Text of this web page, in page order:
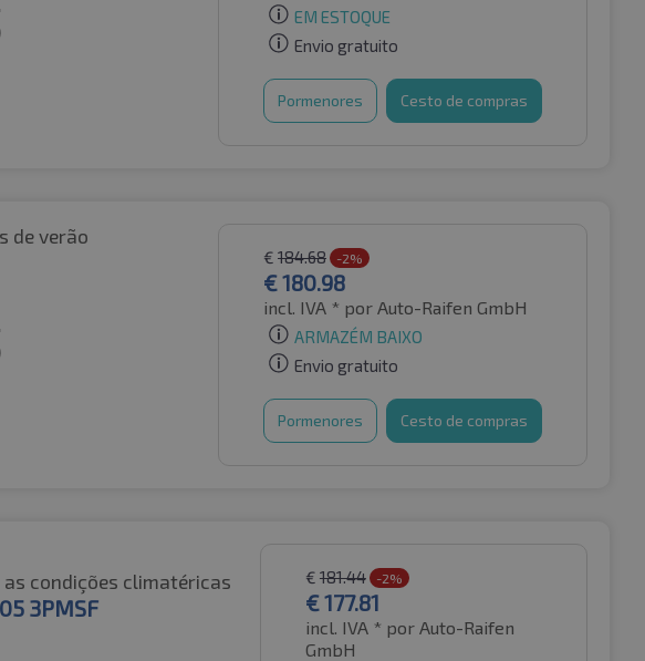
EM ESTOQUE
Envio gratuito
Pormenores Cesto de compras
de verão
€ 184.68 -2%
€180.98
incl. IVA * por Auto-Raifen GmbH
ARMAZÉM BAIXO
Envio gratuito
Pormenores Cesto de compras
condições climatéricas
3PMSF
€ 181.44 -2%
€177.81
incl. IVA * por Auto-Raifen
GmbH